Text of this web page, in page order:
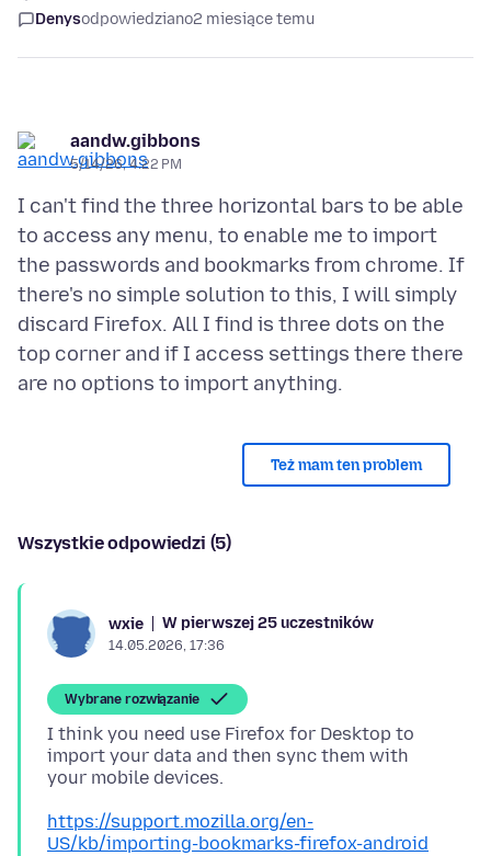
Denysodpowiedziano2 miesiące temu
aandw.gibbons
5/14/26, 4:22 PM
I can't find the three horizontal bars to be able
to access any menu, to enable me to import
the passwords and bookmarks from chrome. If
there's no simple solution to this, I will simply
discard Firefox. All I find is three dots on the
top corner and if I access settings there there
Też mam ten problem
Wszystkie odpowiedzi (5)
wxie W pierwszej 25 uczestników
14.05.2026, 17:36
Wybrane rozwiązanie
I think you need use Firefox for Desktop to
import your data and then sync them with
https://support.mozilla.org/en-
US/kb/importing-bookmarks-firefox-android